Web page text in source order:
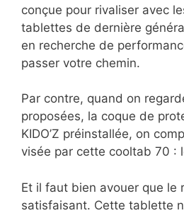
conçue pour rivaliser avec
tablettes de dernière
en recherche de
passer votre chemin.
Par contre, quand on
proposées, la coque de
KIDO’Z préinstallée, on
visée par cette cooltab 70 :
Et il faut bien avouer que le
satisfaisant. Cette tablette